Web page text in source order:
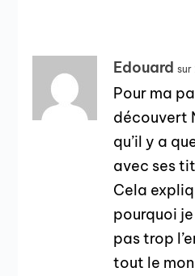
Edouard sur
Pour ma
découvert
qu’il y a
avec ses
Cela
pourquoi
pas trop
tout le